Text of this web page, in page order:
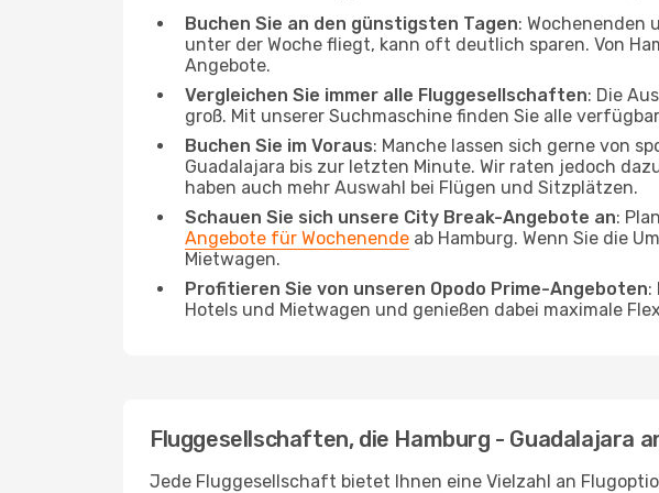
Buchen Sie an den günstigsten Tagen: Wochenenden
unter der Woche fliegt, kann oft deutlich sparen. Von
Angebote.
Vergleichen Sie immer alle Fluggesellschaften: Die
groß. Mit unserer Suchmaschine finden Sie alle
Buchen Sie im Voraus: Manche lassen sich gerne von
Guadalajara bis zur letzten Minute. Wir raten jedoch
haben auch mehr Auswahl bei Flügen und Sitzplätzen.
Schauen Sie sich unsere City Break-Angebote an:
Angebote für Wochenende ab Hamburg. Wenn Sie die
Mietwagen.
Profitieren Sie von unseren Opodo Prime-Angeboten:
Hotels und Mietwagen und genießen dabei maximale
Fluggesellschaften, die Hamburg - Guadalajara
Jede Fluggesellschaft bietet Ihnen eine Vielzahl an